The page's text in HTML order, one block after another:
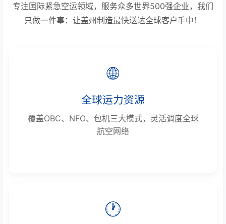
专注国际紧急空运领域，服务众多世界500强企业，我们
只做一件事：让盖州制造最快送达全球客户手中！
🌐
全球运力资源
覆盖OBC、NFO、包机三大模式，灵活调度全球
航空网络
🕐